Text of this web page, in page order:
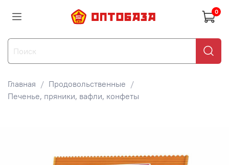
0
Главная
Продовольственные
Печенье, пряники, вафли, конфеты